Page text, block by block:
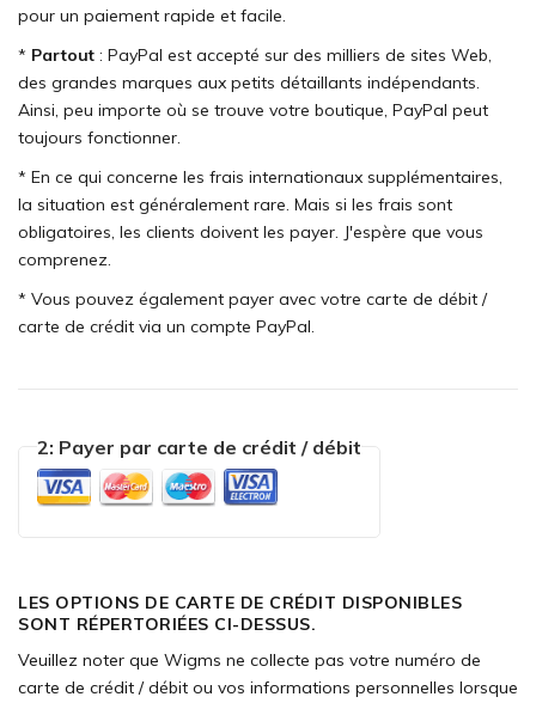
pour un paiement rapide et facile.
* Partout : PayPal est accepté sur des milliers de sites Web,
des grandes marques aux petits détaillants indépendants.
Ainsi, peu importe où se trouve votre boutique, PayPal peut
toujours fonctionner.
* En ce qui concerne les frais internationaux supplémentaires,
la situation est généralement rare. Mais si les frais sont
obligatoires, les clients doivent les payer. J'espère que vous
comprenez.
* Vous pouvez également payer avec votre carte de débit /
carte de crédit via un compte PayPal.
2: Payer par carte de crédit / débit
LES OPTIONS DE CARTE DE CRÉDIT DISPONIBLES
SONT RÉPERTORIÉES CI-DESSUS.
Veuillez noter que Wigms ne collecte pas votre numéro de
carte de crédit / débit ou vos informations personnelles lorsque